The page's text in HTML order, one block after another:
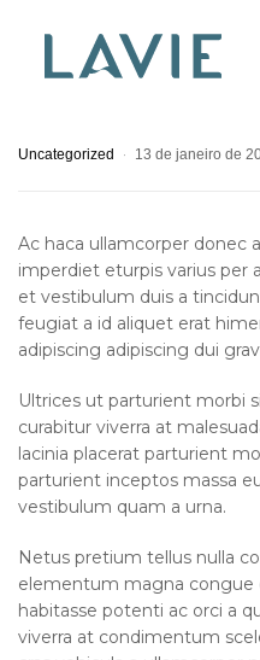
Uncategorized 13 de janeiro de
Ac haca ullamcorper donec
imperdiet eturpis varius per
et vestibulum duis a
feugiat a id aliquet erat
adipiscing adipiscing dui
Ultrices ut parturient morbi
curabitur viverra at
lacinia placerat parturient
parturient inceptos massa
vestibulum quam a urna.
Netus pretium tellus nulla
elementum magna
habitasse potenti ac orci a
viverra at condimentum